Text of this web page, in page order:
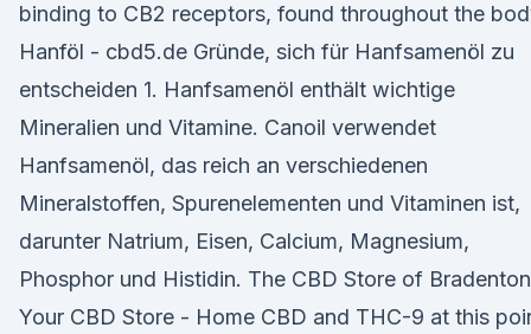
binding to CB2 receptors, found throughout the
Hanföl - cbd5.de Gründe, sich für Hanfsamenöl zu
entscheiden 1. Hanfsamenöl enthält wichtige
Mineralien und Vitamine. Canoil verwendet
Hanfsamenöl, das reich an verschiedenen
Mineralstoffen, Spurenelementen und Vitaminen ist,
darunter Natrium, Eisen, Calcium, Magnesium,
Phosphor und Histidin. The CBD Store of
Your CBD Store - Home CBD and THC-9 at this